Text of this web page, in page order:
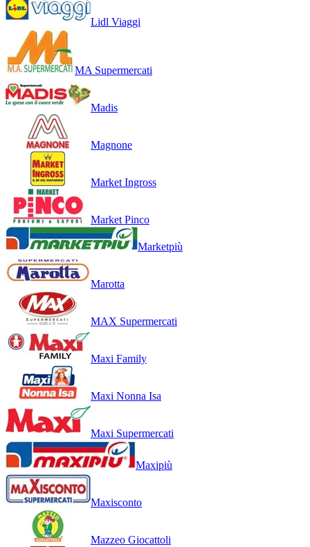
Lidl Viaggi
MA Supermercati
Madis
Magnone
Market Ingross
Market Pinco
Marketpiù
Marotta
MAX Supermercati
Maxi Family
Maxi Nonna Isa
Maxi Supermercati
Maxipiù
Maxisconto
Mazzeo Giocattoli